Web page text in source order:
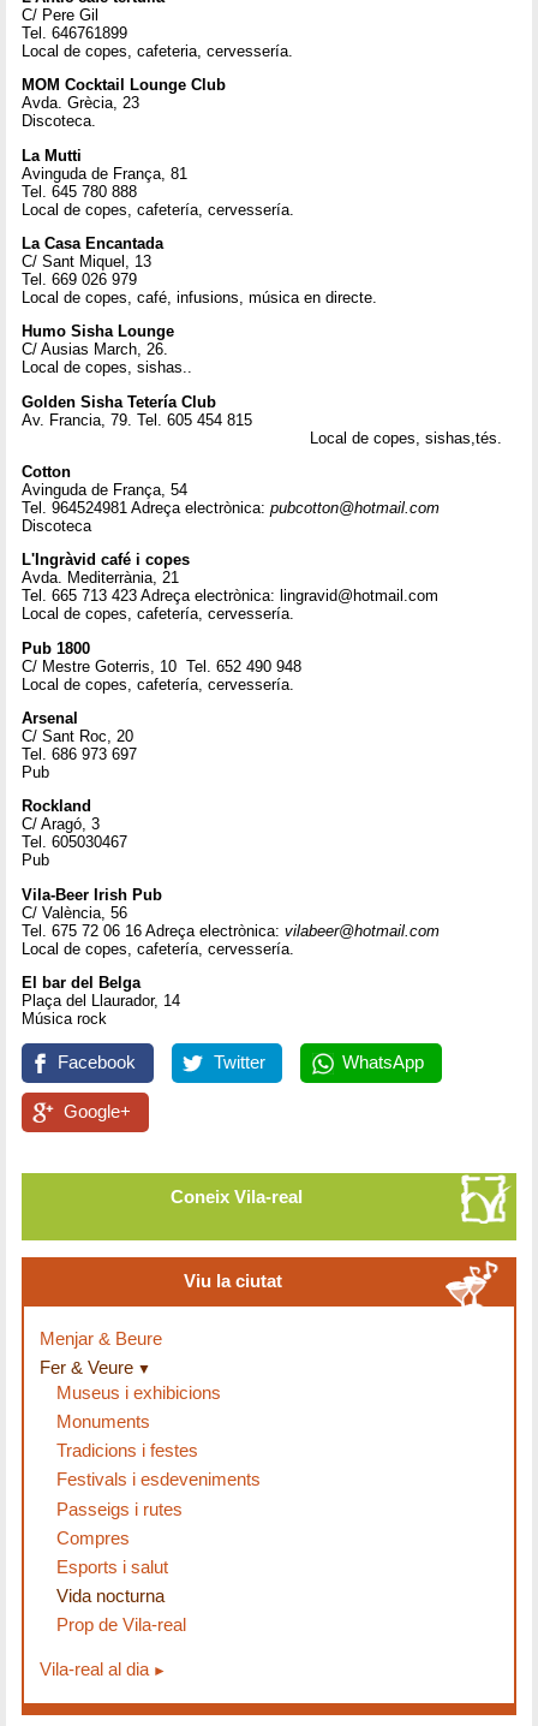
C/ Pere Gil
Tel. 646761899
Local de copes, cafeteria, cervessería.
MOM Cocktail Lounge Club
Avda. Grècia, 23
Discoteca.
La Mutti
Avinguda de França, 81
Tel. 645 780 888
Local de copes, cafetería, cervessería.
La Casa Encantada
C/ Sant Miquel, 13
Tel. 669 026 979
Local de copes, café, infusions, música en directe.
Humo Sisha Lounge
C/ Ausias March, 26.
Local de copes, sishas..
Golden Sisha Tetería Club
Av. Francia, 79. Tel. 605 454 815
Local de copes, sishas,tés.
Cotton
Avinguda de França, 54
Tel. 964524981 Adreça electrònica:pubcotton@hotmail.com
Discoteca
L'Ingràvid café i copes
Avda. Mediterrània, 21
Tel. 665 713 423 Adreça electrònica: lingravid@hotmail.com
Local de copes, cafetería, cervessería.
Pub 1800
C/ Mestre Goterris, 10 Tel. 652 490 948
Local de copes, cafetería, cervessería.
Arsenal
C/ Sant Roc, 20
Tel. 686 973 697
Pub
Rockland
C/ Aragó, 3
Tel. 605030467
Pub
Vila-Beer Irish Pub
C/ València, 56
Tel. 675 72 06 16 Adreça electrònica:vilabeer@hotmail.com
Local de copes, cafetería, cervessería.
El bar del Belga
Plaça del Llaurador, 14
Música rock
Facebook Twitter WhatsApp
Google+
Coneix Vila-real
Viu la ciutat
Menjar & Beure
Fer & Veure
Museus i exhibicions
Monuments
Tradicions i festes
Festivals i esdeveniments
Passeigs i rutes
Compres
Esports i salut
Vida nocturna
Prop de Vila-real
Vila-real al dia